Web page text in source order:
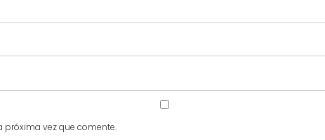
próxima vez que comente.